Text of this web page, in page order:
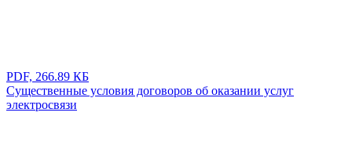
PDF, 266.89 КБ
Существенные условия договоров об оказании услуг
электросвязи